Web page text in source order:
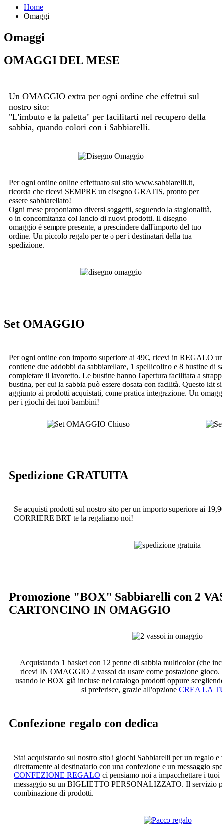
Home
Omaggi
Omaggi
OMAGGI DEL MESE
Un OMAGGIO extra per ogni ordine che effettui sul
nostro sito:
"L'imbuto e la paletta" per facilitarti nel recupero della
sabbia, quando colori con i Sabbiarelli.
Per ogni ordine online effettuato sul sito www.sabbiarelli.it,
ricorda che ricevi SEMPRE un disegno GRATIS, pronto per
essere sabbiarellato!
Ogni mese proponiamo diversi soggetti, seguendo la stagionalità,
o in concomitanza col lancio di nuovi prodotti. Il disegno
omaggio è sempre presente, a prescindere dall'importo del tuo
ordine. Un piccolo regalo per te o per i destinatari della tua
spedizione.
Set OMAGGIO
Per ogni ordine con importo superiore ai 49€, ricevi in REGALO
contiene due addobbi da sabbiarellare, 1 spellicolino e 8 bustine di
completare il lavoretto. Le bustine hanno l'apertura facilitata a
bustina, per cui la sabbia può essere dosata con facilità. Questo kit
aggiunto ai prodotti acquistati, come pratica integrazione. Un
per i giochi dei tuoi bambini!
Spedizione GRATUITA
Se acquisti prodotti sul nostro sito per un importo superiore ai
CORRIERE BRT te la regaliamo noi!
Promozione "BOX" Sabbiarelli con 2
CARTONCINO IN OMAGGIO
Acquistando 1 basket con 12 penne di sabbia multicolor (che
ricevi IN OMAGGIO 2 vassoi da usare come postazione gioco.
usando le BOX già incluse nel catalogo prodotti oppure
si preferisce, grazie all'opzione CREA LA
Confezione regalo con dedica
Stai acquistando sul nostro sito i giochi Sabbiarelli per un regalo
direttamente al destinatario con una confezione e un messaggio
CONFEZIONE REGALO ci pensiamo noi a impacchettare i
messaggio su un BIGLIETTO PERSONALIZZATO. Il servizio
combinazione di prodotti.